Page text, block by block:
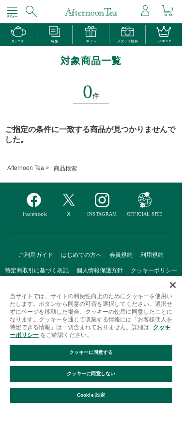
対象商品一覧
0件
絞り込み 並び替え
ご指定の条件に一致する商品が見つかりませんで
した。
Afternoon Tea > 商品検索
ご利用ガイド はじめての方へ 会員規約 利用規約
特定商取引に基づく表記 個人情報保護方針 クッキーポリシー
Afternoon Tea(アフタヌーンティー)公式オンラインストアで
は、
キッチン・ダイニングなどの生活雑貨、紅茶・焼き菓子など、
毎日新商品をご用意しています。
当サイトでは、サイトの利便性向上のためにクッキーを使用い
たします。ボタンから同意の可否を選択してください。選択せ
ずにページを移動した場合、クッキーの使用に同意したことに
なります。クッキーを通じて収集する情報には「お客様個人を
特定できる情報」は一切含まれておりません。詳細は
クッキ
ーポリシー をご確認ください。
Cookie 設定
クッキーに同意しない
クッキーに同意する